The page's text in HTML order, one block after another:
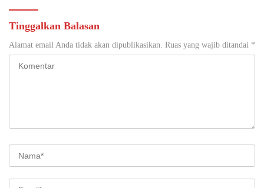
Tinggalkan Balasan
Alamat email Anda tidak akan dipublikasikan. Ruas yang wajib ditandai *